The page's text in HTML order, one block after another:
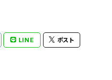
LINE ポスト